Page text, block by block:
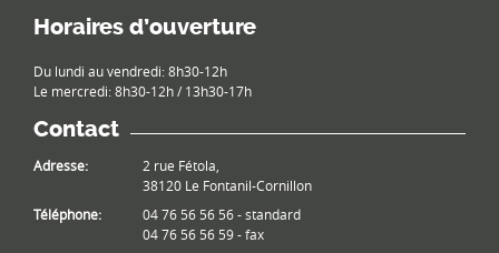
Horaires d’ouverture
Du lundi au vendredi: 8h30-12h
Le mercredi: 8h30-12h / 13h30-17h
Contact
Adresse:
2 rue Fétola,
38120 Le Fontanil-Cornillon
Téléphone:
04 76 56 56 56 - standard
04 76 56 56 59 - fax